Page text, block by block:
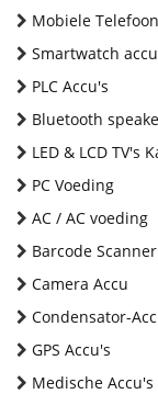
Mobiele
Smartwatch accu
PLC Accu's
Bluetooth
LED & LCD TV's
PC Voeding
AC / AC voeding
Barcode
Camera Accu
Condensator-
GPS Accu's
Medische Accu's